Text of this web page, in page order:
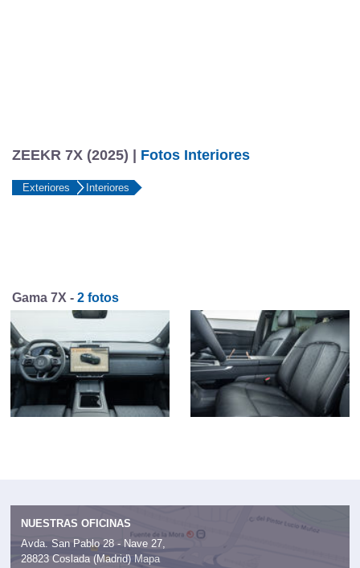
ZEEKR 7X (2025) | Fotos Interiores
Exteriores Interiores
Gama 7X - 2 fotos
NUESTRAS OFICINAS
Avda. San Pablo 28 - Nave 27,
28823 Coslada (Madrid) Mapa